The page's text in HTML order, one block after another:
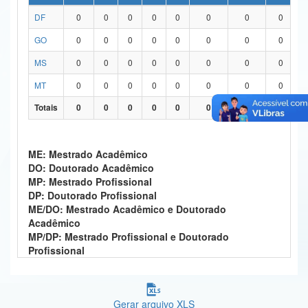
Ministério da Ciência, Tecnologia, Inovações e Comunicações
Ministério do Meio Ambiente
Ministério do Turismo
Ministério do Desenvolvimento Regional
Ministério da Mulher, da Família e dos Direitos Humanos
Secretaria-Geral
Secretaria de Governo
Gabinete de Segurança Institucional
DF
0 0 0 0 0 0 0 0
GO
0 0 0 0 0 0 0 0
MS
0 0 0 0 0 0 0 0
MT
0 0 0 0 0 0 0 0
Totais
0 0 0 0 0 0 0 0
ME: Mestrado Acadêmico
DO: Doutorado Acadêmico
MP: Mestrado Profissional
DP: Doutorado Profissional
ME/DO: Mestrado Acadêmico e Doutorado
Acadêmico
MP/DP: Mestrado Profissional e Doutorado
Profissional
Gerar arquivo XLS